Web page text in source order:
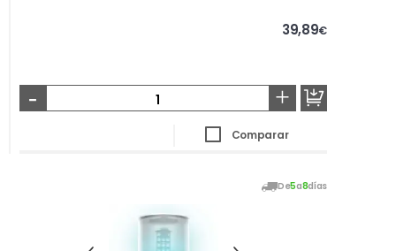
39,89€
- +
Comparar
De5a8días